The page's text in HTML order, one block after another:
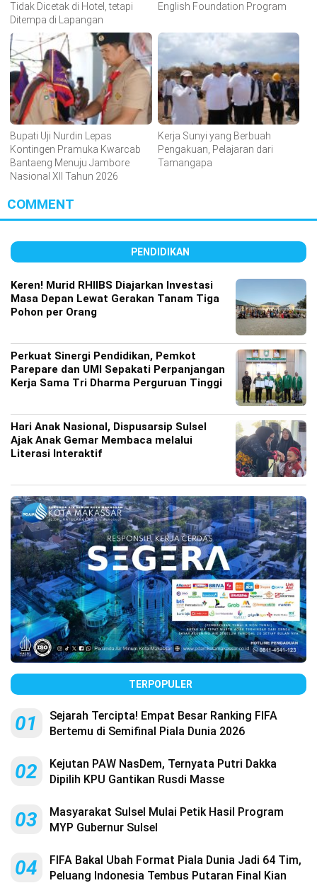
Tidak Dicetak di Hotel, tetapi
Ditempa di Lapangan
English Foundation Program
Bupati Uji Nurdin Lepas
Kontingen Pramuka Kwarcab
Bantaeng Menuju Jambore
Nasional XII Tahun 2026
Kerja Sunyi yang Berbuah
Pengakuan, Pelajaran dari
Tamangapa
COMMENT
PENDIDIKAN
Keren! Murid RHIIBS Diajarkan Investasi
Masa Depan Lewat Gerakan Tanam Tiga
Pohon per Orang
Perkuat Sinergi Pendidikan, Pemkot
Parepare dan UMI Sepakati Perpanjangan
Kerja Sama Tri Dharma Perguruan Tinggi
Hari Anak Nasional, Dispusarsip Sulsel
Ajak Anak Gemar Membaca melalui
Literasi Interaktif
TERPOPULER
01
Sejarah Tercipta! Empat Besar Ranking FIFA
Bertemu di Semifinal Piala Dunia 2026
02
Kejutan PAW NasDem, Ternyata Putri Dakka
Dipilih KPU Gantikan Rusdi Masse
03
Masyarakat Sulsel Mulai Petik Hasil Program
MYP Gubernur Sulsel
04
FIFA Bakal Ubah Format Piala Dunia Jadi 64 Tim,
Peluang Indonesia Tembus Putaran Final Kian